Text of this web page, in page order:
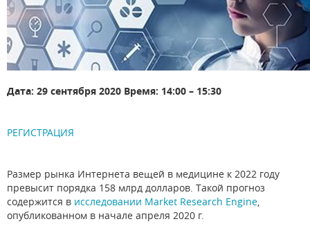
Дата: 29 сентября 2020 Время: 14:00 – 15:30
РЕГИСТРАЦИЯ
Размер рынка Интернета вещей в медицине к 2022 году
превысит порядка 158 млрд долларов. Такой прогноз
содержится в исследовании Market Research Engine
опубликованном в начале апреля 2020 г.